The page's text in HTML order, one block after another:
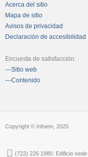
Acerca del sitio
Mapa de sitio
Avisos de privacidad
Declaración de accesibilidad
Encuesta de satisfacción:
---Sitio web
---Contenido
Copyright © Infoem, 2025
(722) 226 1980. Edificio sede